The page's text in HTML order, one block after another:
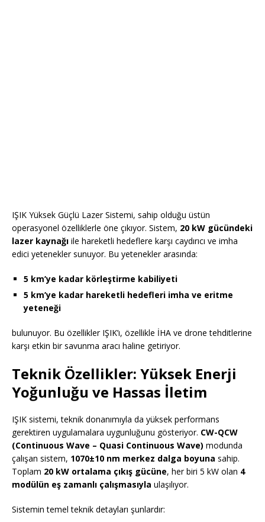
IŞIK Yüksek Güçlü Lazer Sistemi, sahip olduğu üstün
operasyonel özelliklerle öne çıkıyor. Sistem, 20 kW gücündeki
lazer kaynağı ile hareketli hedeflere karşı caydırıcı ve imha
edici yetenekler sunuyor. Bu yetenekler arasında:
5 km’ye kadar körleştirme kabiliyeti
5 km’ye kadar hareketli hedefleri imha ve eritme
yeteneği
bulunuyor. Bu özellikler IŞIK’ı, özellikle İHA ve drone tehditlerine
karşı etkin bir savunma aracı haline getiriyor.
Teknik Özellikler: Yüksek Enerji
Yoğunluğu ve Hassas İletim
IŞIK sistemi, teknik donanımıyla da yüksek performans
gerektiren uygulamalara uygunluğunu gösteriyor. CW-QCW
(Continuous Wave – Quasi Continuous Wave) modunda
çalışan sistem, 1070±10 nm merkez dalga boyuna sahip.
Toplam 20 kW ortalama çıkış gücüne, her biri 5 kW olan 4
modülün eş zamanlı çalışmasıyla ulaşılıyor.
Sistemin temel teknik detayları şunlardır: